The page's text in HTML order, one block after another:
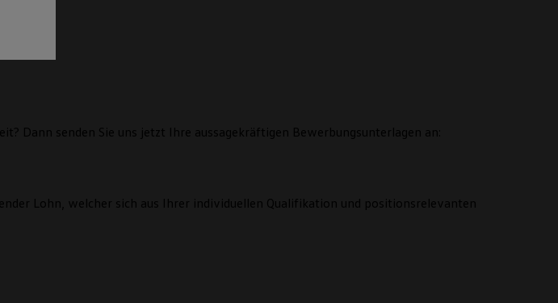
Dann senden Sie uns jetzt Ihre aussagekräftigen Bewerbungsunterlagen an:
Lohn, welcher sich aus Ihrer individuellen Qualifikation und positionsrelevanten